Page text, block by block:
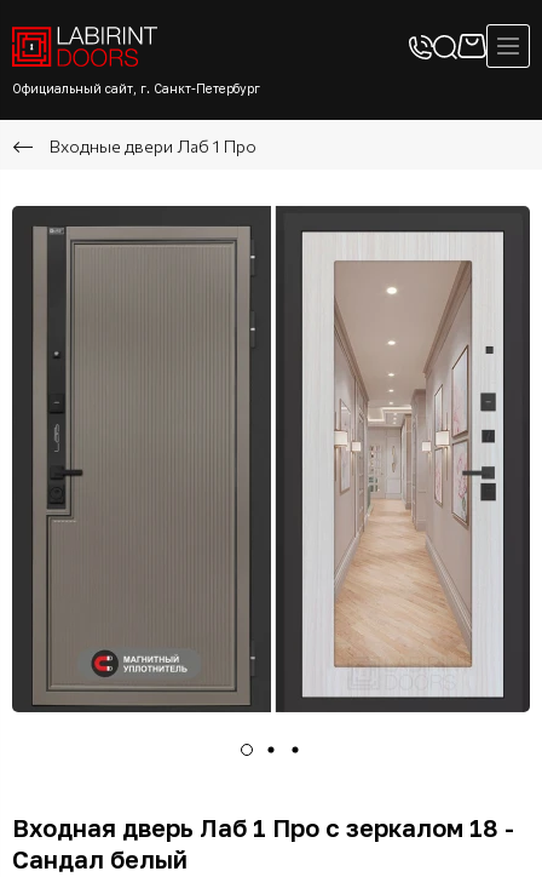
Официальный сайт, г. Санкт-Петербург
Входные двери Лаб 1 Про
Входная дверь Лаб 1 Про с зеркалом 18 -
Сандал белый